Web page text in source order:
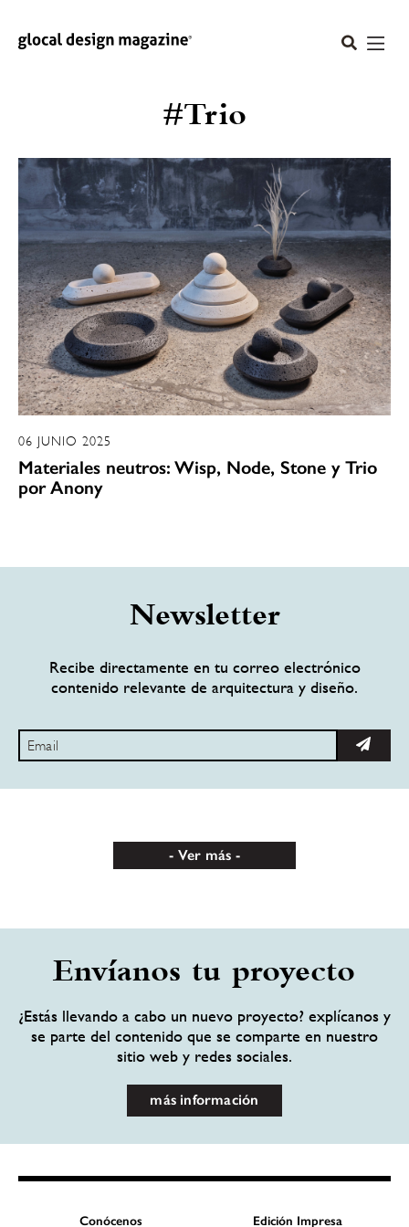
#Trio
06 JUNIO 2025
Materiales neutros: Wisp, Node, Stone y Trio
por Anony
Newsletter
Recibe directamente en tu correo electrónico
contenido relevante de arquitectura y diseño.
Ver más
Envíanos tu proyecto
¿Estás llevando a cabo un nuevo proyecto? explícanos y
se parte del contenido que se comparte en nuestro
sitio web y redes sociales.
más información
Conócenos Edición Impresa